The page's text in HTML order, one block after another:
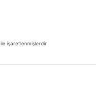
ile işaretlenmişlerdir